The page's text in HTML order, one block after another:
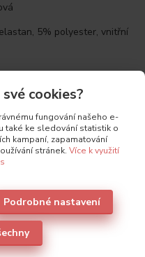
5% polyester, vnitřní
1
cookies?
fungování našeho e-
také ke sledování statistik o
kampaní, zapamatování
stránek. Více k využití
Podrobné nastavení